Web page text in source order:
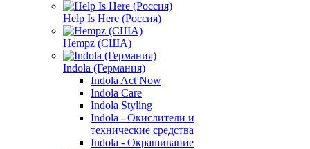
Help Is Here (Россия)
Hempz (США)
Indola (Германия)
Indola Act Now
Indola Care
Indola Styling
Indola - Окислители и
технические средства
Indola - Окрашивание